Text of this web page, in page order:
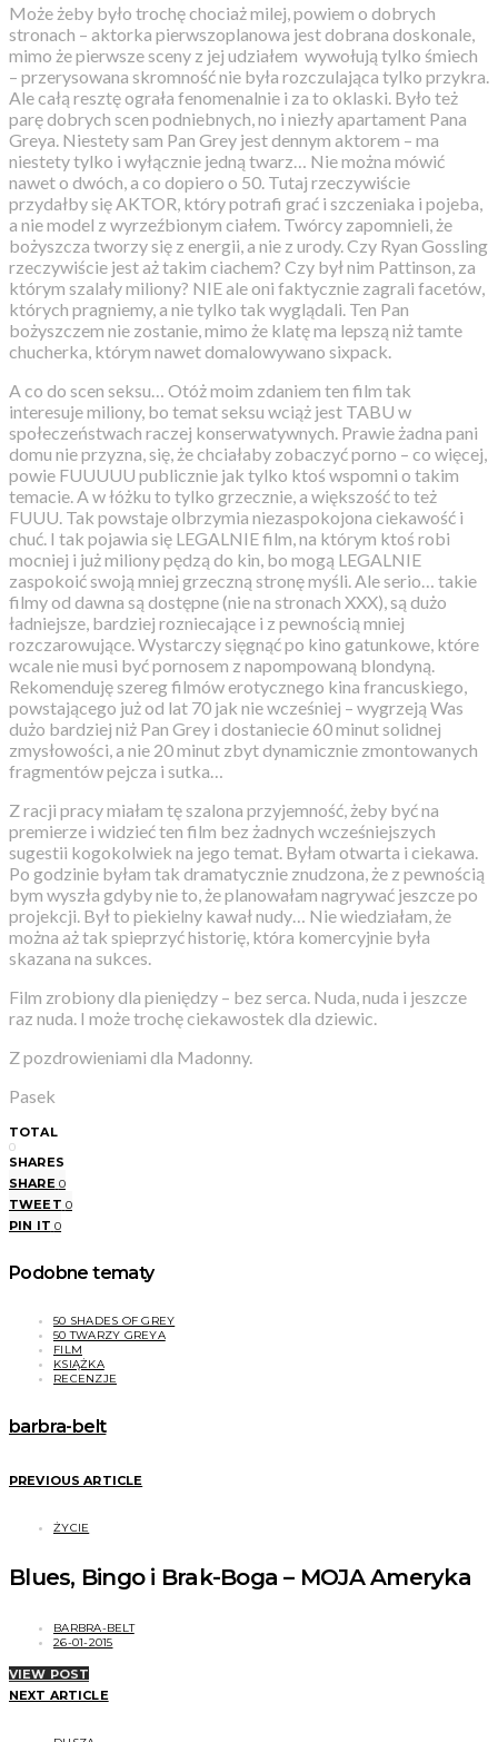
Może żeby było trochę chociaż milej, powiem o dobrych
stronach – aktorka pierwszoplanowa jest dobrana doskonale,
mimo że pierwsze sceny z jej udziałem wywołują tylko śmiech
– przerysowana skromność nie była rozczulająca tylko przykra.
Ale całą resztę ograła fenomenalnie i za to oklaski. Było też
parę dobrych scen podniebnych, no i niezły apartament Pana
Greya. Niestety sam Pan Grey jest dennym aktorem – ma
niestety tylko i wyłącznie jedną twarz… Nie można mówić
nawet o dwóch, a co dopiero o 50. Tutaj rzeczywiście
przydałby się AKTOR, który potrafi grać i szczeniaka i pojeba,
a nie model z wyrzeźbionym ciałem. Twórcy zapomnieli, że
bożyszcza tworzy się z energii, a nie z urody. Czy Ryan Gossling
rzeczywiście jest aż takim ciachem? Czy był nim Pattinson, za
którym szalały miliony? NIE ale oni faktycznie zagrali facetów,
których pragniemy, a nie tylko tak wyglądali. Ten Pan
bożyszczem nie zostanie, mimo że klatę ma lepszą niż tamte
chucherka, którym nawet domalowywano sixpack.
A co do scen seksu… Otóż moim zdaniem ten film tak
interesuje miliony, bo temat seksu wciąż jest TABU w
społeczeństwach raczej konserwatywnych. Prawie żadna pani
domu nie przyzna, się, że chciałaby zobaczyć porno – co więcej,
powie FUUUUU publicznie jak tylko ktoś wspomni o takim
temacie. A w łóżku to tylko grzecznie, a większość to też
FUUU. Tak powstaje olbrzymia niezaspokojona ciekawość i
chuć. I tak pojawia się LEGALNIE film, na którym ktoś robi
mocniej i już miliony pędzą do kin, bo mogą LEGALNIE
zaspokoić swoją mniej grzeczną stronę myśli. Ale serio… takie
filmy od dawna są dostępne (nie na stronach XXX), są dużo
ładniejsze, bardziej rozniecające i z pewnością mniej
rozczarowujące. Wystarczy sięgnąć po kino gatunkowe, które
wcale nie musi być pornosem z napompowaną blondyną.
Rekomenduję szereg filmów erotycznego kina francuskiego,
powstającego już od lat 70 jak nie wcześniej – wygrzeją Was
dużo bardziej niż Pan Grey i dostaniecie 60 minut solidnej
zmysłowości, a nie 20 minut zbyt dynamicznie zmontowanych
fragmentów pejcza i sutka…
Z racji pracy miałam tę szalona przyjemność, żeby być na
premierze i widzieć ten film bez żadnych wcześniejszych
sugestii kogokolwiek na jego temat. Byłam otwarta i ciekawa.
Po godzinie byłam tak dramatycznie znudzona, że z pewnością
bym wyszła gdyby nie to, że planowałam nagrywać jeszcze po
projekcji. Był to piekielny kawał nudy… Nie wiedziałam, że
można aż tak spieprzyć historię, która komercyjnie była
skazana na sukces.
Film zrobiony dla pieniędzy – bez serca. Nuda, nuda i jeszcze
raz nuda. I może trochę ciekawostek dla dziewic.
Z pozdrowieniami dla Madonny.
Pasek
TOTAL
0
SHARES
SHARE 0
TWEET 0
PIN IT 0
Podobne tematy
50 SHADES OF GREY
50 TWARZY GREYA
FILM
KSIĄŻKA
RECENZJE
barbra-belt
PREVIOUS ARTICLE
ŻYCIE
Blues, Bingo i Brak-Boga – MOJA Ameryka
BARBRA-BELT
26-01-2015
VIEW POST
NEXT ARTICLE